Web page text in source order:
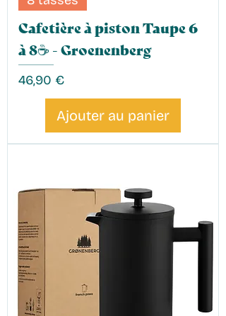
Cafetière à piston Taupe 6
à 8☕️ - Groenenberg
Prix
46,90 €
Ajouter au panier